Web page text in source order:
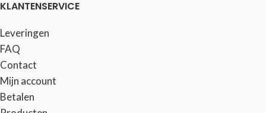
KLANTENSERVICE
Leveringen
FAQ
Contact
Mijn account
Betalen